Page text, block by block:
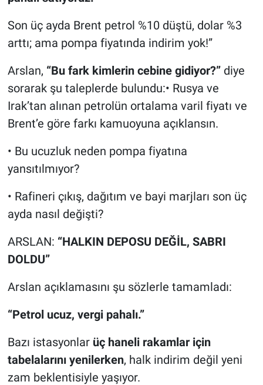
Son üç ayda Brent petrol %10 düştü, dolar %3
arttı; ama pompa fiyatında indirim yok!”
Arslan, “Bu fark kimlerin cebine gidiyor?”diye
sorarak şu taleplerde bulundu:• Rusya ve
Irak’tan alınan petrolün ortalama varil fiyatı ve
Brent’e göre farkı kamuoyuna açıklansın.
• Bu ucuzluk neden pompa fiyatına
yansıtılmıyor?
• Rafineri çıkış, dağıtım ve bayi marjları son üç
ayda nasıl değişti?
ARSLAN: “HALKIN DEPOSU DEĞİL, SABRI
DOLDU”
Arslan açıklamasını şu sözlerle tamamladı:
“Petrol ucuz, vergi pahalı.”
Bazı istasyonlar üç haneli rakamlar için
tabelalarını yenilerken, halk indirim değil yeni
zam beklentisiyle yaşıyor.